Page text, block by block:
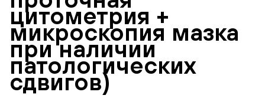
цитометрия +
микроскопия мазка
при наличии
патологических
сдвигов)